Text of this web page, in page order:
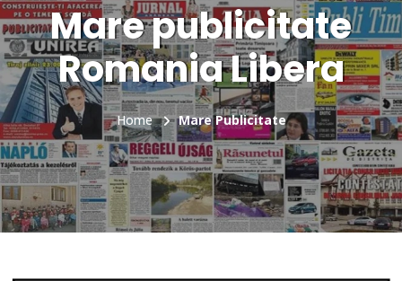
Mare publicitate
Romania Libera
Home Mare Publicitate